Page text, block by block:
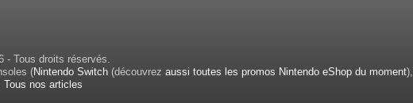
- Tous droits réservés.
(Nintendo Switch (découvrez aussi toutes les promos Nintendo eShop du moment),
Tous nos articles